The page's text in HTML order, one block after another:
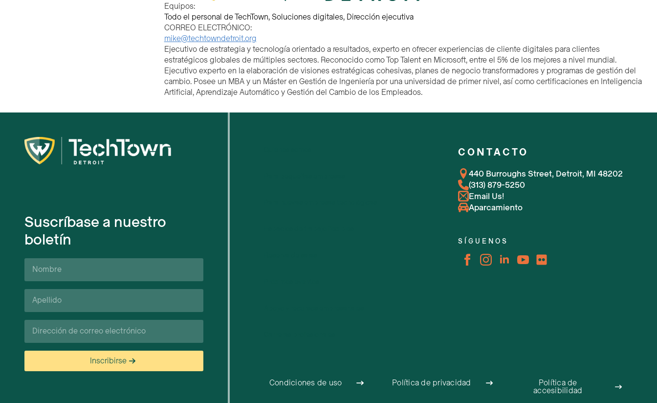
Equipos:
Todo el personal de TechTown Soluciones digitales Dirección ejecutiva
CORREO ELECTRÓNICO:
mike@techtowndetroit.org
Ejecutivo de estrategia y tecnología orientado a resultados, experto en ofrecer experiencias de cliente digitales para clientes
estratégicos globales de múltiples sectores. Reconocido como Top Talent en Microsoft, entre el 5% de los mejores a nivel mundial.
Ejecutivo experto en la elaboración de visiones estratégicas cohesivas, planes de negocio transformadores y programas de gestión del
cambio. Posee un MBA y un Máster en Gestión de Ingeniería por una universidad de primer nivel, así como certificaciones en Inteligencia
Artificial, Aprendizaje Automático y Gestión del Cambio de los Empleados.
Suscríbase a nuestro
boletín
Nombre
Apellido*
Correo
electrónico
Inscribirse
CONTACTO
440 Burroughs Street, Detroit, MI 48202
(313) 879-5250
Email Us!
Aparcamiento
SÍGUENOS
Condiciones de uso Política de privacidad Política de
accesibilidad